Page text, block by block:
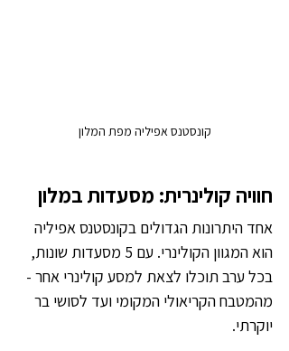
קונסטנס אפיליה מפת המלון
חוויה קולינרית: מסעדות במלון
אחד היתרונות הגדולים בקונסטנס אפיליה
הוא המגוון הקולינרי. עם 5 מסעדות שונות,
בכל ערב תוכלו לצאת למסע קולינרי אחר -
מהמטבח הקריאולי המקומי ועד לסושי בר
יוקרתי.